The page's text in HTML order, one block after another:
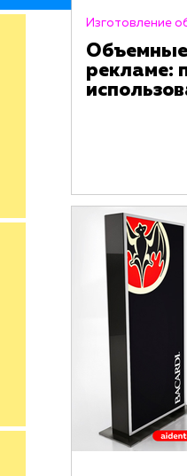
рекламе:
Изготовление